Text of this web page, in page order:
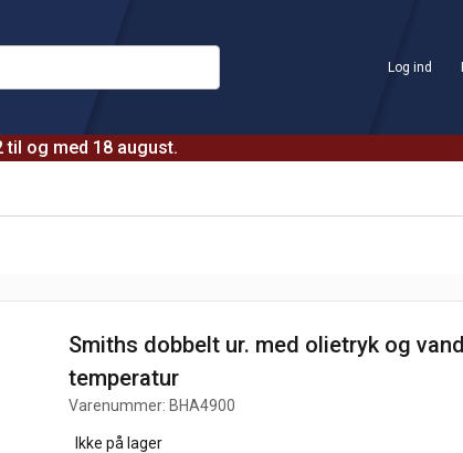
og med 18 august.
Log ind
Smiths dobbelt ur. med olietryk og vand
temperatur
Varenummer: BHA4900
Ikke på lager